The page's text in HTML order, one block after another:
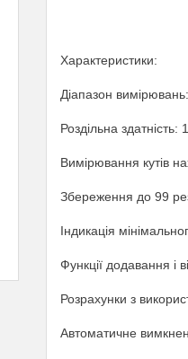
Характеристики:
Діапазон
Роздільна
Вимірювання кутів
Збереження до 99
Індикація
Функції додавання і
Розрахунки з
Автоматичне